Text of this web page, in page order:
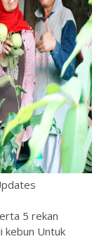
5 rekan
kebun Untuk